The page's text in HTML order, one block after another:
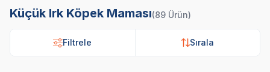
Küçük Irk Köpek Maması(89 Ürün)
Filtrele Sırala